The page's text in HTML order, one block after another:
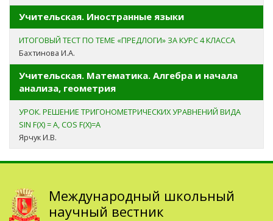
Учительская. Иностранные языки
ИТОГОВЫЙ ТЕСТ ПО ТЕМЕ «ПРЕДЛОГИ» ЗА КУРС 4 КЛАССА
Бахтинова И.А.
Учительская. Математика. Алгебра и начала
анализа, геометрия
УРОК. РЕШЕНИЕ ТРИГОНОМЕТРИЧЕСКИХ УРАВНЕНИЙ ВИДА
SIN F(X) = A, COS F(X)=A
Ярчук И.В.
Международный школьный
научный вестник